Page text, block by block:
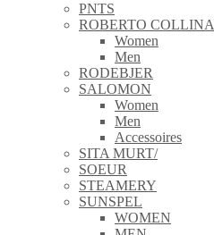
PNTS
ROBERTO COLLINA
Women
Men
RODEBJER
SALOMON
Women
Men
Accessoires
SITA MURT/
SOEUR
STEAMERY
SUNSPEL
WOMEN